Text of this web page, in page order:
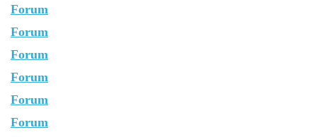
Forum
Forum
Forum
Forum
Forum
Forum